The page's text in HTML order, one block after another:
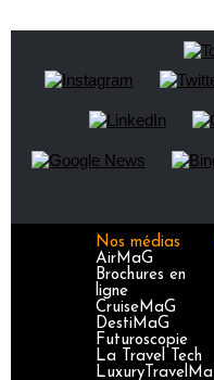
Nos médias
AirMaG
Brochures en
ligne
CruiseMaG
DestiMaG
Futuroscopie
La Travel Tech
LuxuryTravelMa